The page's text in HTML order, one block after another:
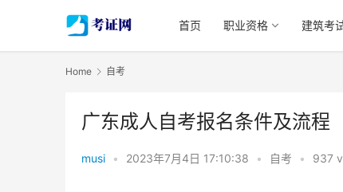
首页 职业资格 建筑考
Home 自考
广东成人自考报名条件及流程
musi • 2023年7月4日 17:10:38 • 自考 • 937